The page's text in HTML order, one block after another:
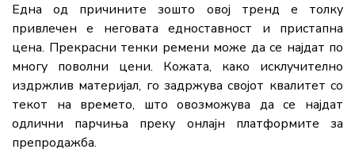
Една од причините зошто овој тренд е толку
привлечен е неговата едноставност и пристапна
цена. Прекрасни тенки ремени може да се најдат по
многу поволни цени. Кожата, како исклучително
издржлив материјал, го задржува својот квалитет со
текот на времето, што овозможува да се најдат
одлични парчиња преку онлајн платформите за
препродажба.